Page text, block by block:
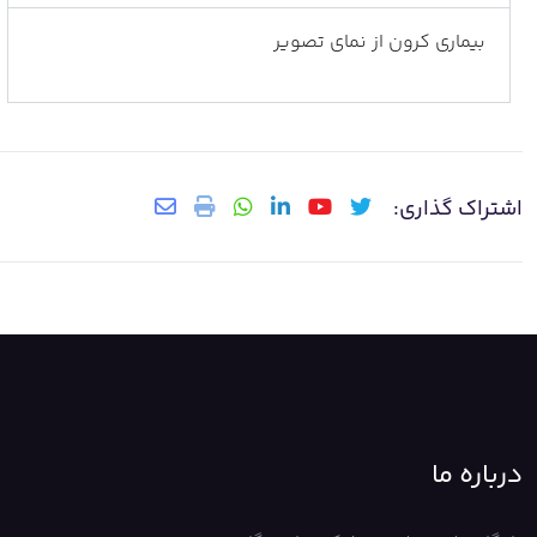
بیماری کرون از نمای تصویر
اشتراک گذاری:
درباره ما